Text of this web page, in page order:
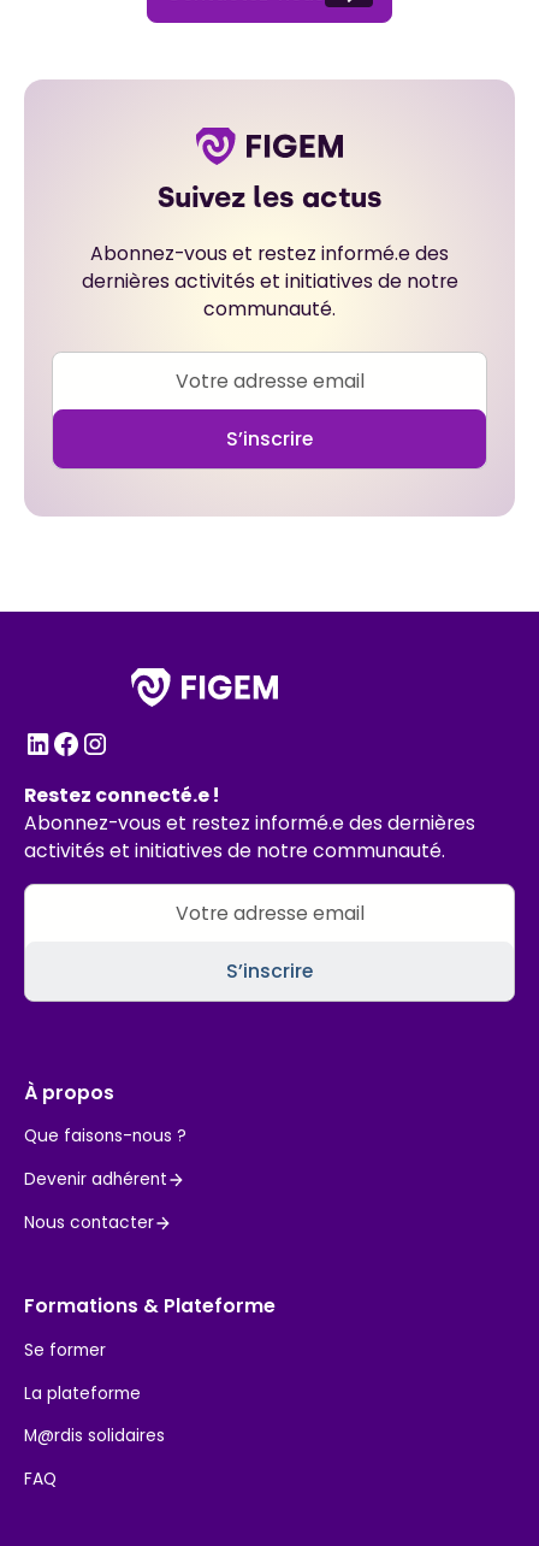
Suivez les actus
Abonnez-vous et restez informé.e des
dernières activités et initiatives de notre
communauté.
Restez connecté.e !
Abonnez-vous et restez informé.e des dernières
activités et initiatives de notre communauté.
À propos
Que faisons-nous ?
Devenir adhérent
Nous contacter
Formations & Plateforme
Se former
La plateforme
M@rdis solidaires
FAQ